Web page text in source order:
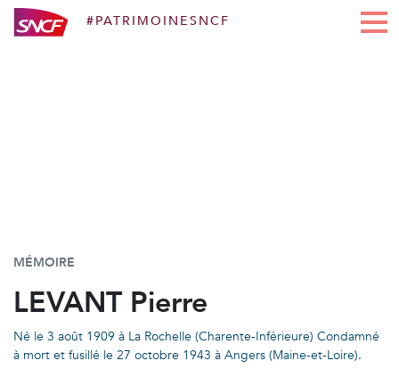
#PATRIMOINESNCF
MÉMOIRE
LEVANT Pierre
Né le 3 août 1909 à La Rochelle (Charente-Inférieure) Condamné
à mort et fusillé le 27 octobre 1943 à Angers (Maine-et-Loire).